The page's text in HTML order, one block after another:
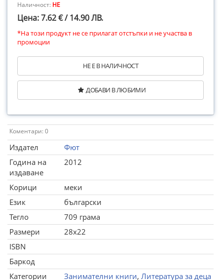
Наличност: НЕ
Цена: 7.62 € / 14.90 ЛВ.
*На този продукт не се прилагат отстъпки и не участва в
промоции
НЕ Е В НАЛИЧНОСТ
ДОБАВИ В ЛЮБИМИ
Коментари: 0
Издател
Фют
Година на
издаване
2012
Корици
меки
Език
български
Тегло
709 грама
Размери
28x22
ISBN
Баркод
Категории
Занимателни книги, Литература за деца